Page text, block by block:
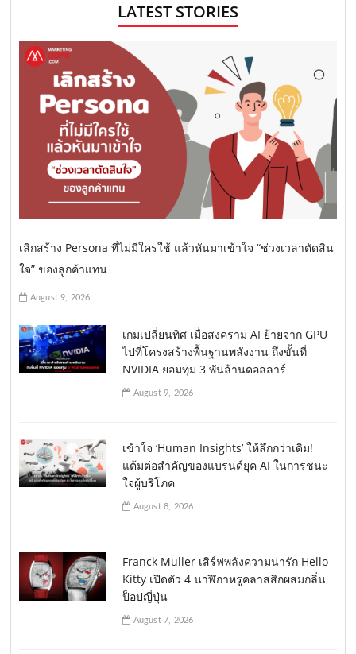
LATEST STORIES
เลิกสร้าง Persona ที่ไม่มีใครใช้ แล้วหันมาเข้าใจ “ช่วงเวลาตัดสิน
ใจ” ของลูกค้าแทน
August 9, 2026
เกมเปลี่ยนทิศ เมื่อสงคราม AI ย้ายจาก GPU
ไปที่โครงสร้างพื้นฐานพลังงาน ถึงขั้นที่
NVIDIA ยอมทุ่ม 3 พันล้านดอลลาร์
August 9, 2026
เข้าใจ ‘Human Insights’ ให้ลึกกว่าเดิม!
แต้มต่อสำคัญของแบรนด์ยุค AI ในการชนะ
ใจผู้บริโภค
August 8, 2026
Franck Muller เสิร์ฟพลังความน่ารัก Hello
Kitty เปิดตัว 4 นาฬิกาหรูคลาสสิกผสมกลิ่น
ป็อปญี่ปุ่น
August 7, 2026